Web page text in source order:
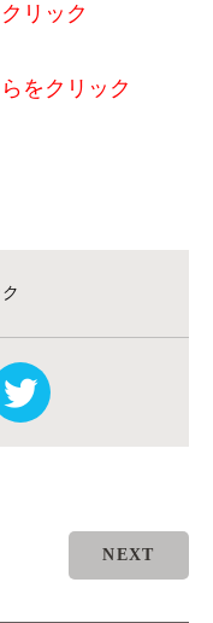
リック
をクリック
NEXT